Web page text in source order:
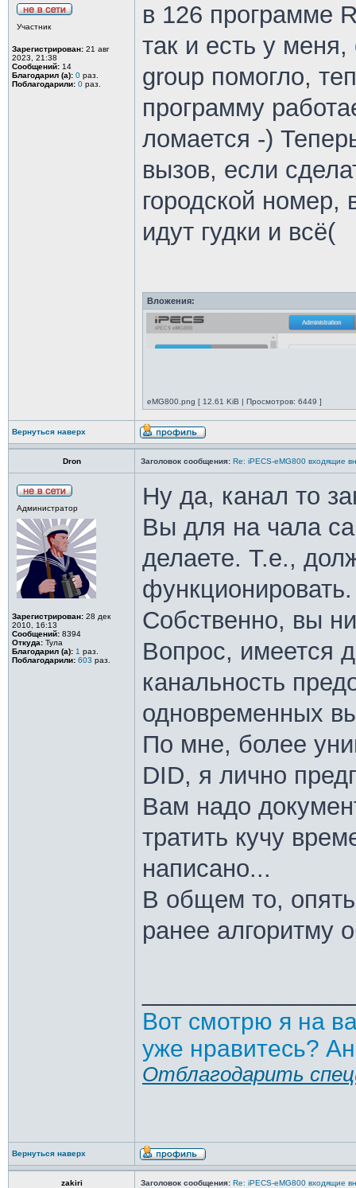
Участник
Зарегистрирован: 21 авг
2023, 21:38
Сообщений: 14
Благодарил (а): 0 раз.
Поблагодарили: 0 раз.
в 126 программе
так и есть у
group помогло,
программу
ломается -)
вызов, если
городской номер,
идут гудки и всё(
Вложения:
eMG800.png [ 12.61 KiB | Просмотров: 6449 ]
Вернуться наверх
Dron Заголовок сообщения: Re: iPECS-eMG800 входящие
Администратор
Зарегистрирован: 28 дек
2010, 16:13
Сообщений: 8394
Откуда: Тула
Благодарил (а): 1 раз.
Поблагодарили: 603 раз.
Ну да, канал то
Вы для на чала
делаете. Т.е.,
функционировать.
Собственно, вы
Вопрос, имеется
канальность
одновременных
По мне, более
DID, я лично
Вам надо
тратить кучу
написано...
В общем то,
ранее алгоритму
Вот смотрю я на
уже нравитесь?
Отблагодарить
Вернуться наверх
zakiri Заголовок сообщения: Re: iPECS-eMG800 входящие